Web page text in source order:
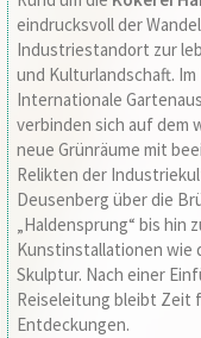
eindrucksvoll der
Industriestandort zur
und Kulturlandschaft. Im
Internationale
verbinden sich auf dem
neue Grünräume mit
Relikten der
Deusenberg über die
„Haldensprung“ bis hin
Kunstinstallationen wie
Skulptur. Nach einer
Reiseleitung bleibt Zeit
Entdeckungen.